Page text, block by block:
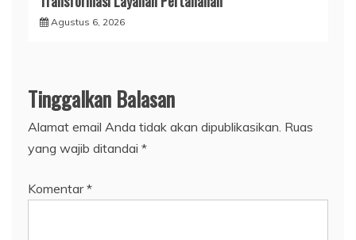
Agustus 6, 2026
Tinggalkan Balasan
Alamat email Anda tidak akan dipublikasikan. Ruas
yang wajib ditandai *
Komentar*